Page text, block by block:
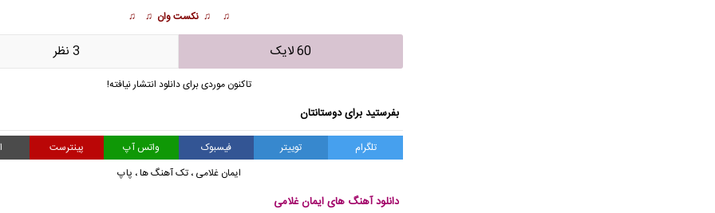
♫ ♫ نکست وان ♫ ♫
60 لایک 3 نظر
تاکنون موردی برای دانلود انتشار نیافته!
بفرستید برای دوستانتان
تلگرام توییتر فیسبوک واتس آپ پینترست
ایمان غلامی ،تک آهنگ ها، پاپ
دانلود آهنگ های ایمان غلامی